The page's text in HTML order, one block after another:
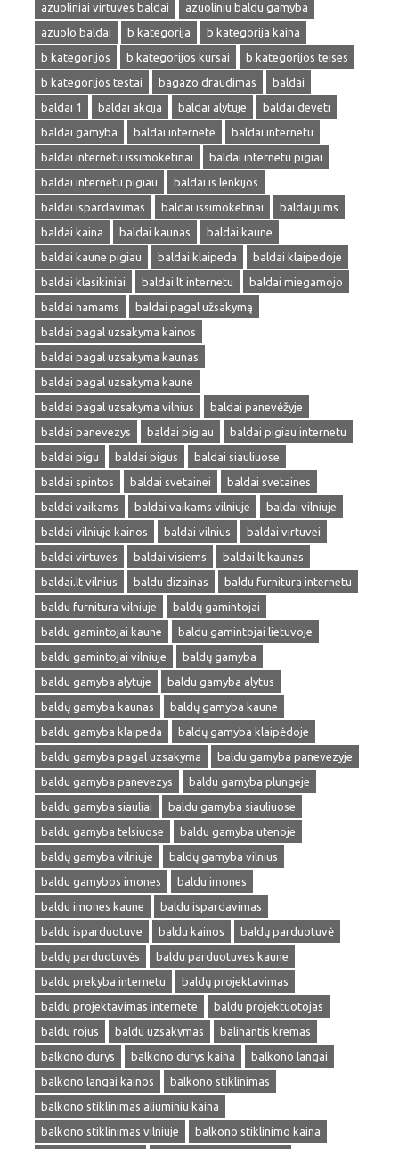
azuoliniai virtuves baldai
azuoliniu baldu gamyba
azuolo baldai
b kategorija
b kategorija kaina
b kategorijos
b kategorijos kursai
b kategorijos teises
b kategorijos testai
bagazo draudimas
baldai
baldai 1
baldai akcija baldai alytuje
baldai deveti
baldai gamyba
baldai internete
baldai internetu
baldai internetu issimoketinai
baldai internetu pigiai
baldai internetu pigiau
baldai is lenkijos
baldai ispardavimas
baldai issimoketinai
baldai jums
baldai kaina
baldai kaunas
baldai kaune
baldai kaune pigiau
baldai klaipeda
baldai klaipedoje
baldai klasikiniai
baldai lt internetu
baldai miegamojo
baldai namams
baldai pagal užsakymą
baldai pagal uzsakyma kainos
baldai pagal uzsakyma kaunas
baldai pagal uzsakyma kaune
baldai pagal uzsakyma vilnius
baldai panevėžyje
baldai panevezys
baldai pigiau
baldai pigiau internetu
baldai pigu
baldai pigus
baldai siauliuose
baldai spintos
baldai svetainei
baldai svetaines
baldai vaikams
baldai vaikams vilniuje
baldai vilniuje
baldai vilniuje kainos
baldai vilnius
baldai virtuvei
baldai virtuves
baldai visiems
baldai.lt kaunas
baldai.lt vilnius
baldu dizainas
baldu furnitura internetu
baldu furnitura vilniuje
baldų gamintojai
baldu gamintojai kaune
baldu gamintojai lietuvoje
baldu gamintojai vilniuje
baldų gamyba
baldu gamyba alytuje
baldu gamyba alytus
baldų gamyba kaunas
baldų gamyba kaune
baldu gamyba klaipeda
baldų gamyba klaipėdoje
baldu gamyba pagal uzsakyma
baldu gamyba panevezyje
baldu gamyba panevezys
baldu gamyba plungeje
baldu gamyba siauliai
baldu gamyba siauliuose
baldu gamyba telsiuose
baldu gamyba utenoje
baldų gamyba vilniuje
baldų gamyba vilnius
baldu gamybos imones
baldu imones
baldu imones kaune
baldu ispardavimas
baldu isparduotuve
baldu kainos
baldų parduotuvė
baldų parduotuvės
baldu parduotuves kaune
baldu prekyba internetu
baldų projektavimas
baldu projektavimas internete
baldu projektuotojas
baldu rojus
baldu uzsakymas
balinantis kremas
balkono durys
balkono durys kaina
balkono langai
balkono langai kainos
balkono stiklinimas
balkono stiklinimas aliuminiu kaina
balkono stiklinimas vilniuje
balkono stiklinimo kaina